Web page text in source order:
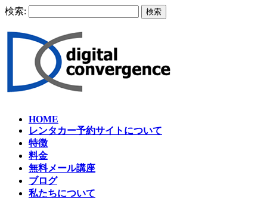
検索:
HOME
レンタカー予約サイトについて
特徴
料金
無料メール講座
ブログ
私たちについて